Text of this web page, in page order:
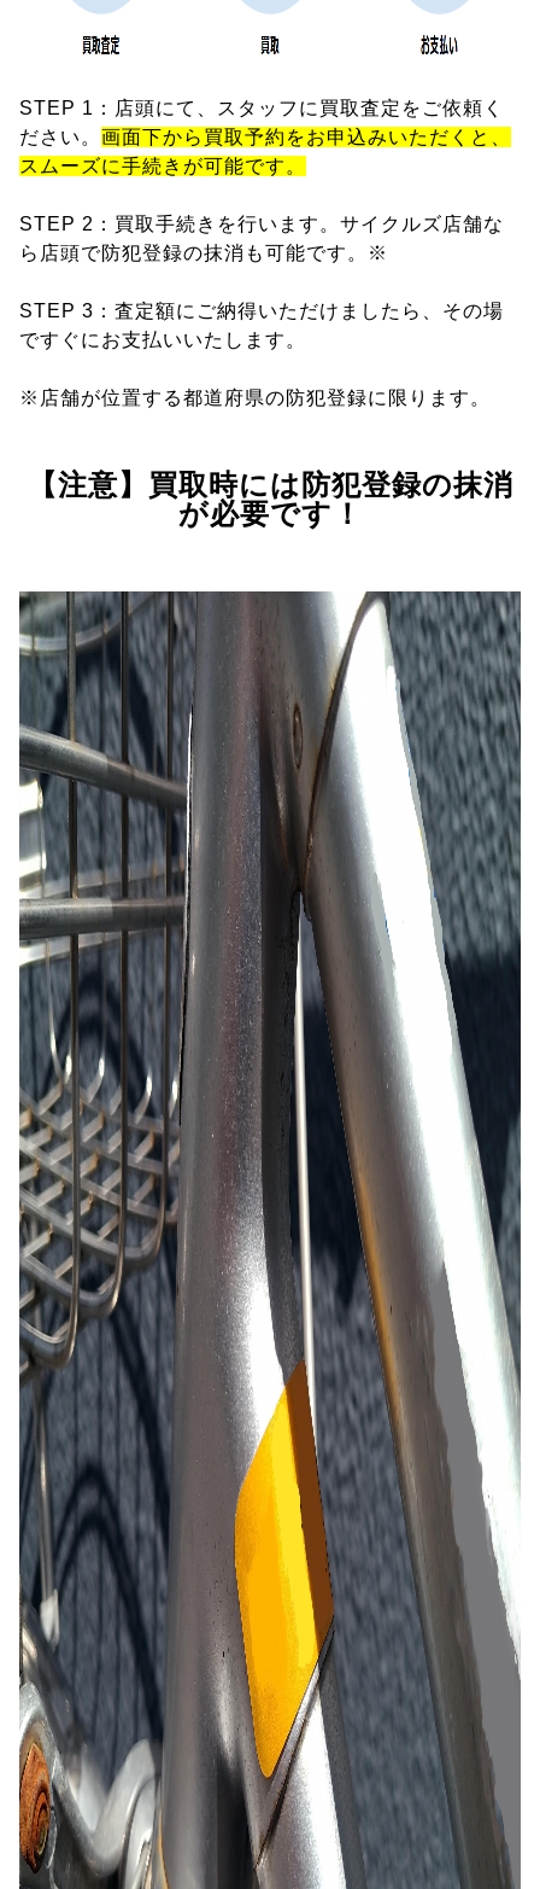
STEP 1：店頭にて、スタッフに買取査定をご依頼く
ださい。 画面下から買取予約をお申込みいただくと、
スムーズに手続きが可能です。
STEP 2：買取手続きを行います。サイクルズ店舗な
ら店頭で防犯登録の抹消も可能です。※
STEP 3：査定額にご納得いただけましたら、その場
ですぐにお支払いいたします。
※店舗が位置する都道府県の防犯登録に限ります。
【注意】買取時には防犯登録の抹消
が必要です！